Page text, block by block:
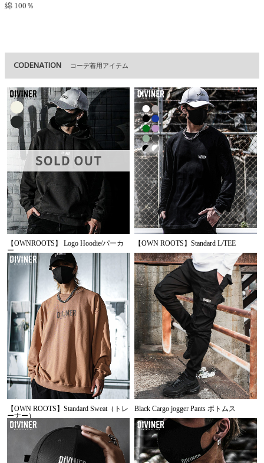
綿 100％
CODENATION コーデ着用アイテム
【OWNROOTS】 Logo Hoodie/パーカ
ー
【OWN ROOTS】Standard L/TEE
【OWN ROOTS】Standard Sweat（トレ
ーナー）
Black Cargo jogger Pants ボトムス